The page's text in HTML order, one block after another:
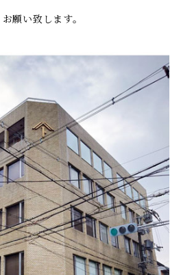
願い致します。